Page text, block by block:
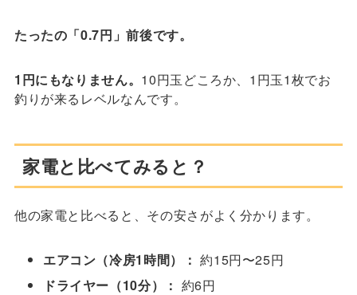
たったの「0.7円」前後です。
1円にもなりません。 10円玉どころか、1円玉1枚でお
釣りが来るレベルなんです。
家電と比べてみると？
他の家電と比べると、その安さがよく分かります。
エアコン（冷房1時間）： 約15円〜25円
ドライヤー（10分）： 約6円